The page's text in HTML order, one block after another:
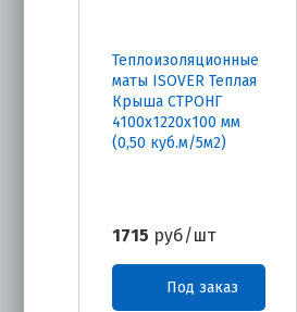
Теплоизоляционные
маты ISOVER Теплая
Крыша СТРОНГ
4100х1220х100 мм
(0,50 куб.м/5м2)
1715 руб/шт
Под заказ